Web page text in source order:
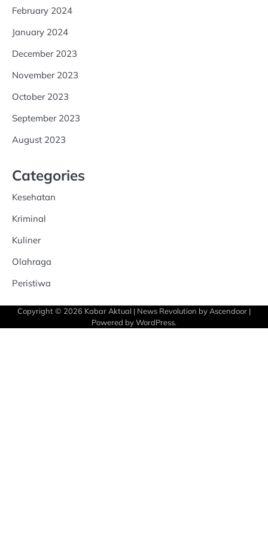
February 2024
January 2024
December 2023
November 2023
October 2023
September 2023
August 2023
Categories
Kesehatan
Kriminal
Kuliner
Olahraga
Peristiwa
Copyright © 2026 Kabar Aktual | News Revolution byAscendoor |
Powered byWordPress.